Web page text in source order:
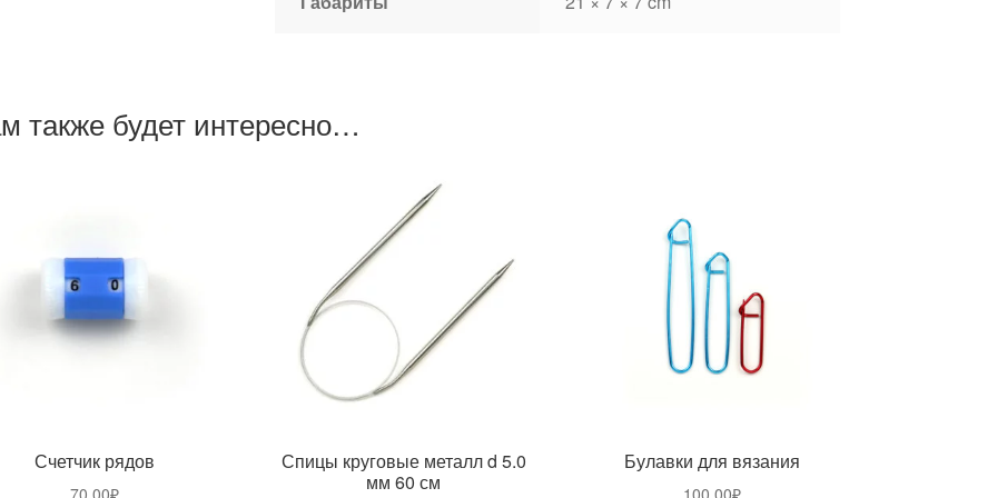
также будет интересно…
Счетчик рядов
70,00₽
Спицы круговые металл d 5.0
мм 60 см
Булавки для вязания
100,00₽